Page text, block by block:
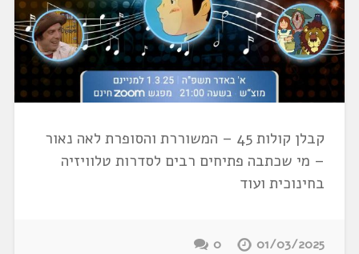
קבלן קולות 45 – המשוררת והסופרת לאה נאור
– מי שכתבה פתיחים רבים לסדרות טלוויזיה
בחינוכית ועוד
01/03/2025
0